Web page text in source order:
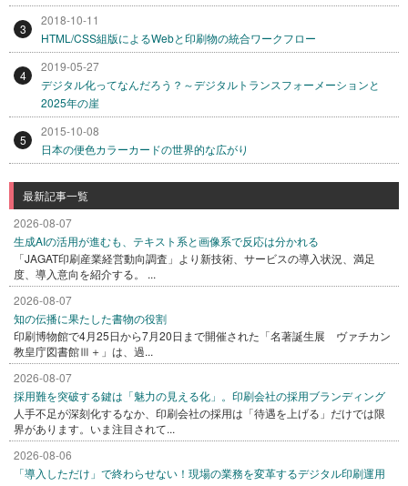
3
2018-10-11
HTML/CSS組版によるWebと印刷物の統合ワークフロー
4
2019-05-27
デジタル化ってなんだろう？～デジタルトランスフォーメーションと
2025年の崖
5
2015-10-08
日本の便色カラーカードの世界的な広がり
最新記事一覧
2026-08-07
生成AIの活用が進むも、テキスト系と画像系で反応は分かれる
「JAGAT印刷産業経営動向調査」より新技術、サービスの導入状況、満足
度、導入意向を紹介する。 ...
2026-08-07
知の伝播に果たした書物の役割
印刷博物館で4月25日から7月20日まで開催された「名著誕生展 ヴァチカン
教皇庁図書館Ⅲ＋」は、過...
2026-08-07
採用難を突破する鍵は「魅力の見える化」。印刷会社の採用ブランディング
人手不足が深刻化するなか、印刷会社の採用は「待遇を上げる」だけでは限
界があります。いま注目されて...
2026-08-06
「導入しただけ」で終わらせない！現場の業務を変革するデジタル印刷運用